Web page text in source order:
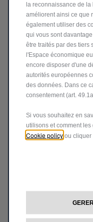
la reconnaissance de la
améliorent ainsi ce que
également utiliser des
qui vous sont
être traités par des tiers
l'Espace économique
encore disposer d'une
autorités européennes
des données. Dans ce
consentement (art.
Si vous souhaitez en
utilisons et comment
Cookie policy ou cliquer